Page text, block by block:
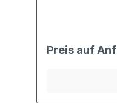
Preis auf